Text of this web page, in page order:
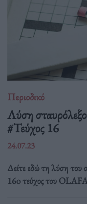
Περιοδικό
Λύση
#Τεύχος 16
24.07.23
Δείτε εδώ τη λύση του
16o τεύχος του